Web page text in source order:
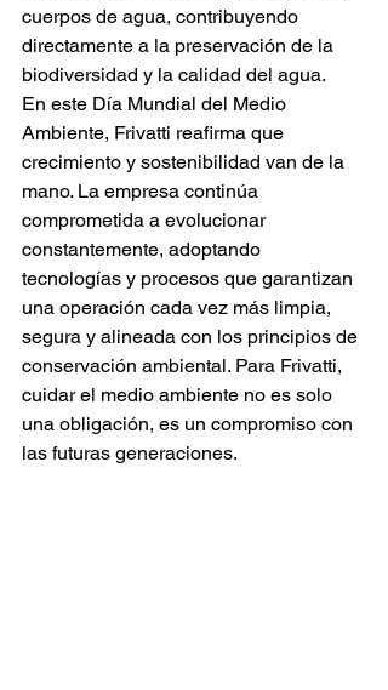
cuerpos de agua, contribuyendo
directamente a la preservación de la
biodiversidad y la calidad del agua.
En este Día Mundial del Medio
Ambiente, Frivatti reafirma que
crecimiento y sostenibilidad van de la
mano. La empresa continúa
comprometida a evolucionar
constantemente, adoptando
tecnologías y procesos que garantizan
una operación cada vez más limpia,
segura y alineada con los principios de
conservación ambiental. Para Frivatti,
cuidar el medio ambiente no es solo
una obligación, es un compromiso con
las futuras generaciones.